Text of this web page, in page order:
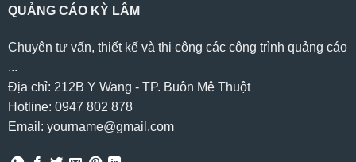
QUẢNG CÁO KỲ LÂM
Chuyên tư vấn, thiết kế và thi công các công trình quảng cáo
...
Địa chỉ: 212B Y Wang - TP. Buôn Mê Thuột
Hotline: 0947 802 878
Email: yourname@gmail.com